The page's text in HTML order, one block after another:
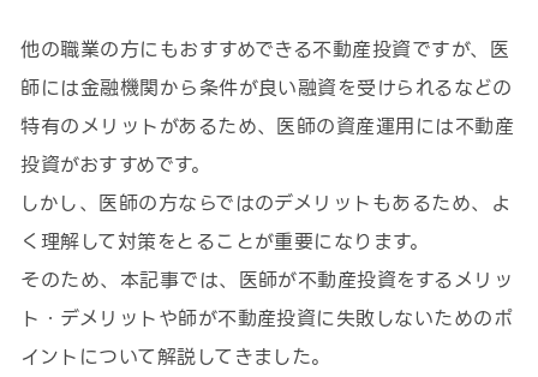
他の職業の方にもおすすめできる不動産投資ですが、医
師には金融機関から条件が良い融資を受けられるなどの
特有のメリットがあるため、医師の資産運用には不動産
投資がおすすめです。
しかし、医師の方ならではのデメリットもあるため、よ
く理解して対策をとることが重要になります。
そのため、本記事では、医師が不動産投資をするメリッ
ト・デメリットや師が不動産投資に失敗しないためのポ
イントについて解説してきました。